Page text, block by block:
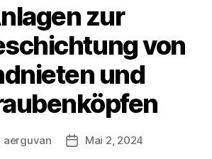
zur
von
und
aerguvan Veröffentlichungsdatum
Mai 2, 2024